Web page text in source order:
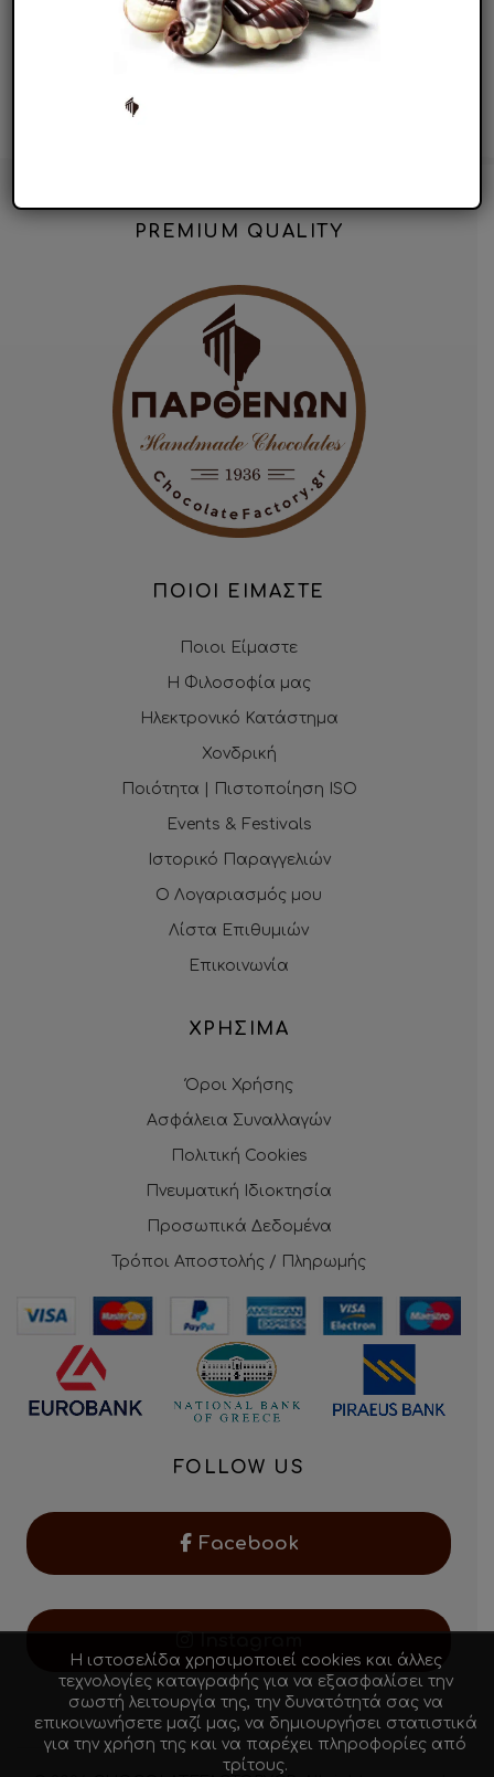
10.95€
70g
8.90
PREMIUM QUALITY
ΠΟΙΟΙ ΕΙΜΑΣΤΕ
Ποιοι Είμαστε
Η Φιλοσοφία μας
Ηλεκτρονικό Κατάστημα
Χονδρική
Ποιότητα | Πιστοποίηση ISO
Events & Festivals
Ιστορικό Παραγγελιών
Ο Λογαριασμός μου
Λίστα Επιθυμιών
Επικοινωνία
ΧΡΗΣΙΜΑ
Όροι Χρήσης
Ασφάλεια Συναλλαγών
Πολιτική Cookies
Πνευματική Ιδιοκτησία
Προσωπικά Δεδομένα
Τρόποι Αποστολής / Πληρωμής
FOLLOW US
Facebook
Η ιστοσελίδα χρησιμοποιεί cookies και άλλες
τεχνολογίες καταγραφής για να εξασφαλίσει την
σωστή λειτουργία της, την δυνατότητά σας να
επικοινωνήσετε μαζί μας, να δημιουργήσει στατιστικά
για την χρήση της και να παρέχει πληροφορίες από
τρίτους.